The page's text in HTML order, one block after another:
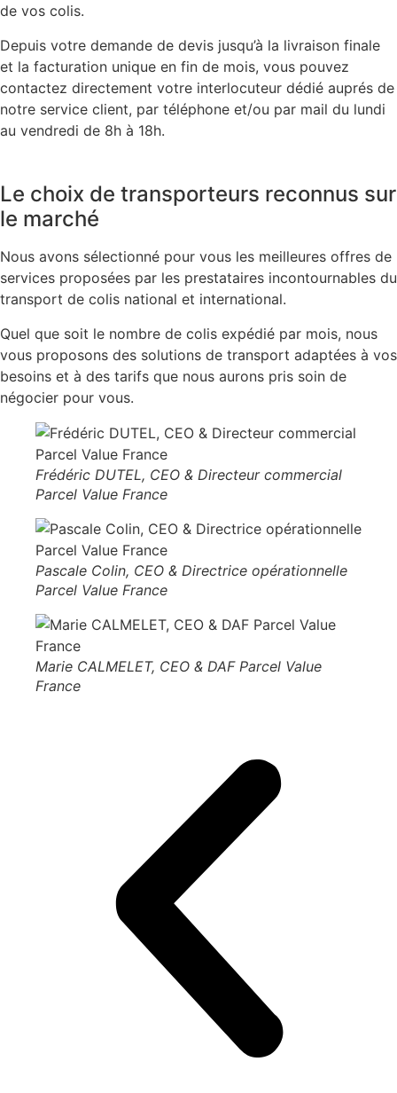
de vos colis.
Depuis votre demande de devis jusqu’à la livraison finale
et la facturation unique en fin de mois, vous pouvez
contactez directement votre interlocuteur dédié auprés de
notre service client, par téléphone et/ou par mail du lundi
au vendredi de 8h à 18h.
Le choix de transporteurs reconnus sur
le marché
Nous avons sélectionné pour vous les meilleures offres de
services proposées par les prestataires incontournables du
transport de colis national et international.
Quel que soit le nombre de colis expédié par mois, nous
vous proposons des solutions de transport adaptées à vos
besoins et à des tarifs que nous aurons pris soin de
négocier pour vous.
Frédéric DUTEL, CEO & Directeur commercial
Parcel Value France
Pascale Colin, CEO & Directrice opérationnelle
Parcel Value France
Marie CALMELET, CEO & DAF Parcel Value
France